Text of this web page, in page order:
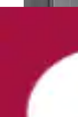
Komplett
welltime
Aktueller Preis